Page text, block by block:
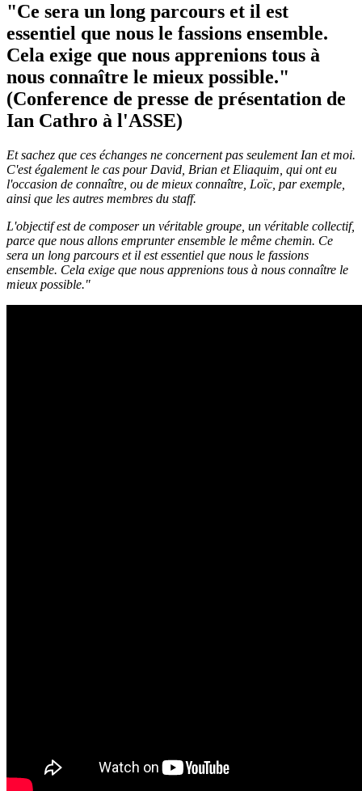
"Ce sera un long parcours et il est
essentiel que nous le fassions ensemble.
Cela exige que nous apprenions tous à
nous connaître le mieux possible."
(Conference de presse de présentation de
Ian Cathro à l'ASSE)
Et sachez que ces échanges ne concernent pas seulement Ian et moi.
C'est également le cas pour David, Brian et Eliaquim, qui ont eu
l'occasion de connaître, ou de mieux connaître, Loïc, par exemple,
ainsi que les autres membres du staff.
L'objectif est de composer un véritable groupe, un véritable collectif,
parce que nous allons emprunter ensemble le même chemin. Ce
sera un long parcours et il est essentiel que nous le fassions
ensemble. Cela exige que nous apprenions tous à nous connaître le
mieux possible."